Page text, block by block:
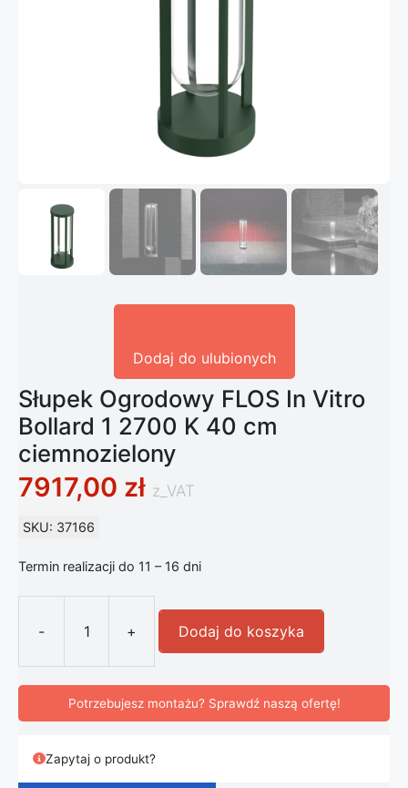
Dodaj do ulubionych
Słupek Ogrodowy FLOS In Vitro
Bollard 1 2700 K 40 cm
ciemnozielony
7917,00 zł z_VAT
SKU: 37166
Termin realizacji do 11 – 16 dni
-
ilość Słupek Ogrodowy FLOS In
+ Dodaj do koszyka
Potrzebujesz montażu? Sprawdź naszą ofertę!
Zapytaj o produkt?